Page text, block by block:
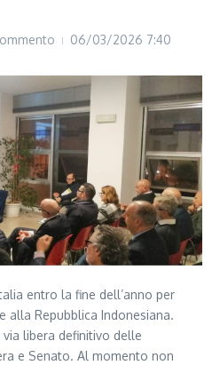
06/03/2026 7:40
entro la fine dell’anno per
alla Repubblica Indonesiana.
libera definitivo delle
e Senato. Al momento non